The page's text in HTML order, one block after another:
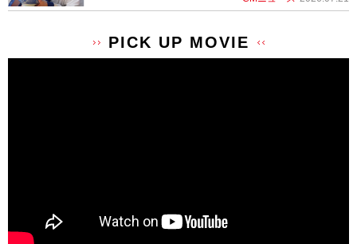
PICK UP MOVIE